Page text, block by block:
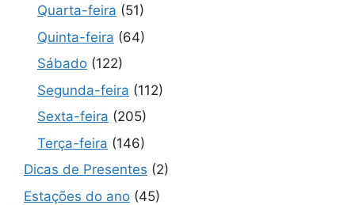
Quarta-feira (51)
Quinta-feira (64)
Sábado (122)
Segunda-feira (112)
Sexta-feira (205)
Terça-feira (146)
Dicas de Presentes (2)
Estações do ano (45)